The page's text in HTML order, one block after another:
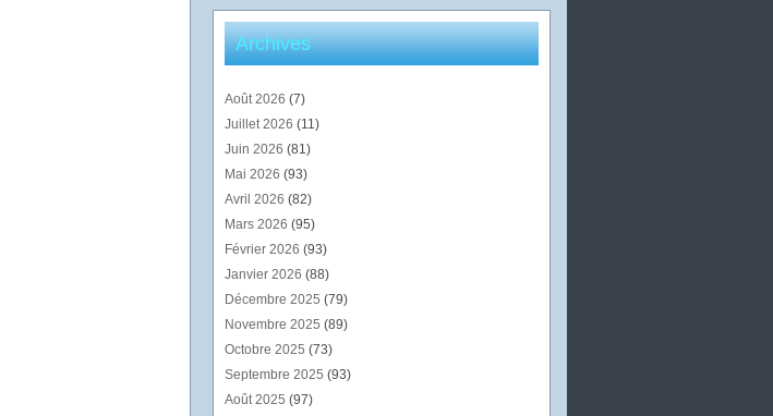
Archives
Août 2026 (7)
Juillet 2026 (11)
Juin 2026 (81)
Mai 2026 (93)
Avril 2026 (82)
Mars 2026 (95)
Février 2026 (93)
Janvier 2026 (88)
Décembre 2025 (79)
Novembre 2025 (89)
Octobre 2025 (73)
Septembre 2025 (93)
Août 2025 (97)